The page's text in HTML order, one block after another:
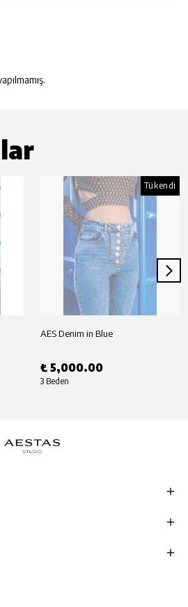
Tükendi
AES Denim in Blue
₺ 5,000.00
3 Beden